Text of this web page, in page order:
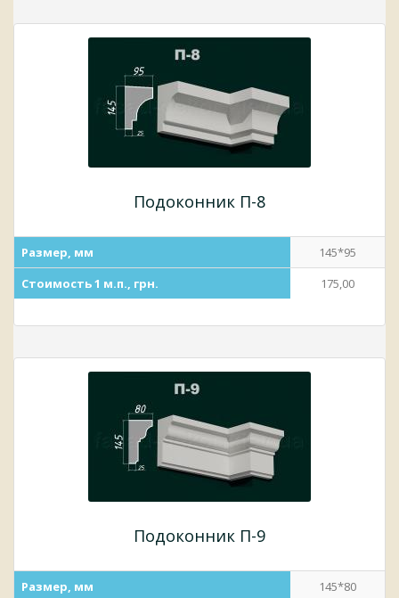
Подоконник П-8
Размер, мм
145*95
Стоимость 1 м.п., грн.
175,00
Подоконник П-9
Размер, мм
145*80